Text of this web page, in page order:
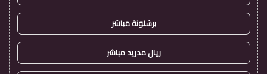
برشلونة مباشر
ريال مدريد مباشر